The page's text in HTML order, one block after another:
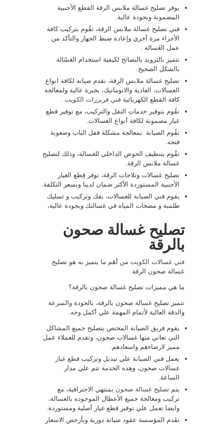
يوفر تصليح غسالة ملابس الرقة القطع الأجنبية
المضمونة وبجودة عالية.
فني تصليح غسالة ملابس الرقة، تقُوم بتركيب كافة
الأجزاء مرة أخري وإعادة ضبط الجهاز والتأكد من
عمل الغَسالة .
تتميز بالتزويد بالنصائح لكيفية استخدام الغسّالة
بالشكل الصحيح.
تصليح غسالة ملابس الرقة، نقدم صيانه لكافة انواع
الغسالات، العادية والاتوماتيك، بخبرة عالية ولمعالجة
كافة القطع الكهربائية فني فريزرات الكويت
تقُوم بتوفير خدمات النقل والتركيب، مع توفير قطع
غيار مضمونة لكافة أنواع الغسالات.
تقُوم الصيانة بمعالجة مشكلة قفل الباب وصعوبة
فتحه.
تقُوم بتنظيف الحوض الداخلي للغسالة، وذلك لتصليح
غسالة ملابس الرقة.
تصليح غسالات وثلاجات الرقة، توفر قِطع الغيار
الأجنبية المستوردة الأكثر ضمان لدينا وبسعر التكلفة.
يقوم فني الصيانة للغسالات، بفك وتركيب و تسليك
طلمبة و مضخات المياه في غسالتك وبجودة عالية،
تصليح غسالة صحون
بالرقة
فني غسالات الكويت من أهَم ما يتميز به هو تصليح
غسالة صحون الرقة.
ما هي مميزات تصليح غسالة صحون بالرقة؟
تتميز تصليح غسالة صحون بالرقة، بالجودة والسرعة
والدقة العالية لأتمام المهمة علي أكمل وجه.
يقوم فريق الصيانة المختص بتصليح جميع المشاكل
التي تعاني منها غسالات صحون، وتقدم للعملاء عمل
مميز لارضاءهم واسعادهم.
يعمل فني الصيانة علي تبديل وتركيب قطع غيار
غسالات صحون، وهذه الخدمة تتم علي مدار
الساعة.
يتم تصليح غسالة صحون بمنتهي الاحترافية، مع
تركيب ومعالجة جميع الأعطال الموجوده بالغسالة،
وايضا تعمل علي توفير قطع غيار أصلية ومستوردة.
تقَدم المؤسسة عقود صيانة دورية وبأرخص الاسعار